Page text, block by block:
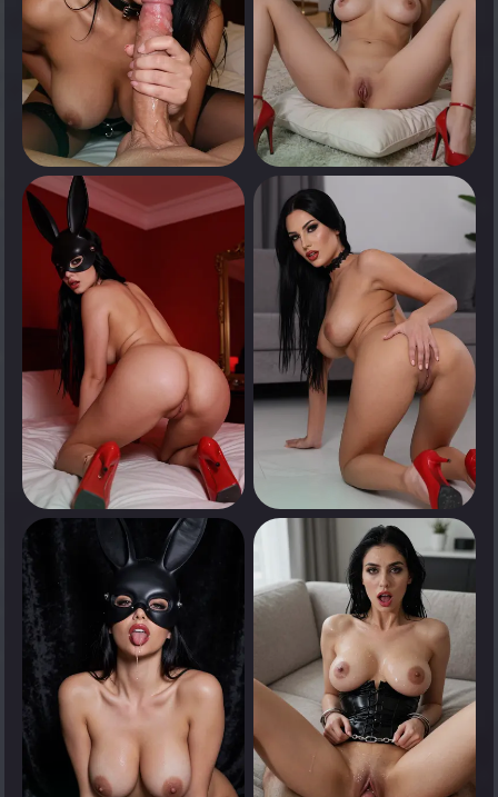
0
انقر لرؤية
0
انقر لرؤية
0
انقر لرؤية
0
انقر لرؤية